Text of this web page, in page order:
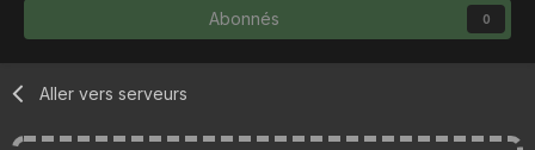
Abonnés 0
Aller vers serveurs